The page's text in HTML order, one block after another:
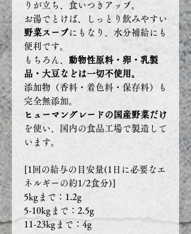
りが立ち、食いつきアップ。
お湯でとけば、しっとり飲みやすい
野菜スープにもなり、水分補給にも
便利です。
もちろん、 動物性原料・卵・乳製
品・大豆などは一切不使用。
添加物（香料・着色料・保存料）も
完全無添加。
ヒューマングレードの国産野菜だけ
を使い、国内の食品工場で製造して
います。
[1回の給与の目安量(1日に必要なエ
ネルギーの約1/2食分)]
5kgまで：1.2g
5-10kgまで：2.5g
11-23kgまで：4g